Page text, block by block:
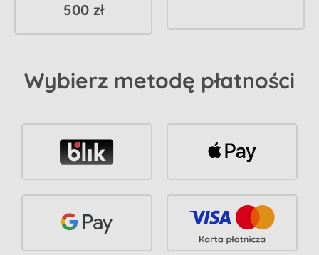
500 zł
Wybierz metodę płatności